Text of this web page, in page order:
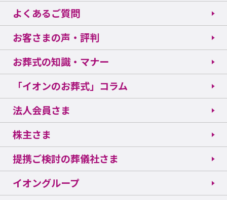
よくあるご質問
お客さまの声・評判
お葬式の知識・マナー
「イオンのお葬式」コラム
法人会員さま
株主さま
提携ご検討の葬儀社さま
イオングループ